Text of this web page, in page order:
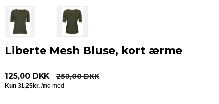
Liberte Mesh Bluse, kort ærme
125,00 DKK 250,00 DKK